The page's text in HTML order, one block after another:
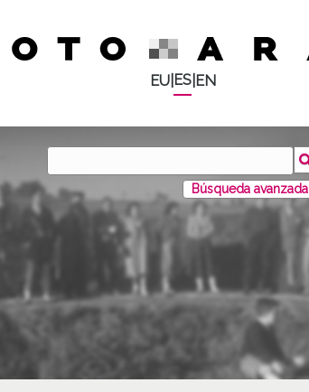
EU| ES| EN
Búsqueda avanzada